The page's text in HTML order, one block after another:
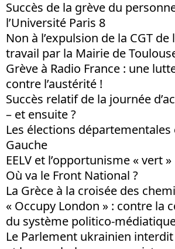
Succès de la grève du
l’Université Paris 8
Non à l’expulsion de la CGT
travail par la Mairie de
Grève à Radio France : une
contre l’austérité !
Succès relatif de la journée
– et ensuite ?
Les élections départementales
Gauche
EELV et l’opportunisme « vert »
Où va le Front National ?
La Grèce à la croisée des
« Occupy London » : contre la
du système politico-
Le Parlement ukrainien